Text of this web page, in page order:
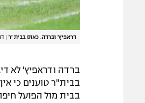
דראפיץ' וברדה. כאוס בבית"ר
ברדה ודראפיץ' לא
בבית"ר טוענים כי
בבית מול הפועל